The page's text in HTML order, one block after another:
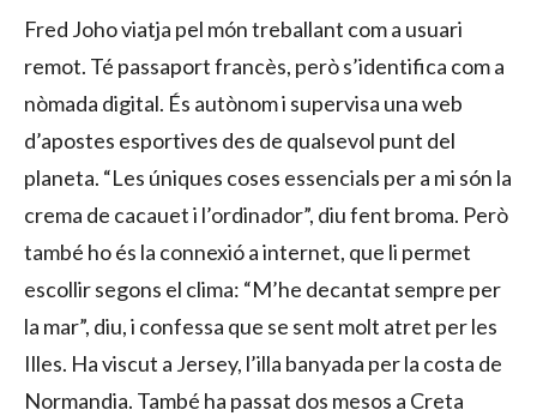
Fred Joho viatja pel món treballant com a usuari
remot. Té passaport francès, però s’identifica com a
nòmada digital. És autònom i supervisa una web
d’apostes esportives des de qualsevol punt del
planeta. “Les úniques coses essencials per a mi són la
crema de cacauet i l’ordinador”, diu fent broma. Però
també ho és la connexió a internet, que li permet
escollir segons el clima: “M’he decantat sempre per
la mar”, diu, i confessa que se sent molt atret per les
Illes. Ha viscut a Jersey, l’illa banyada per la costa de
Normandia. També ha passat dos mesos a Creta